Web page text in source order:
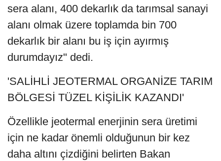
sera alanı, 400 dekarlık da tarımsal sanayi
alanı olmak üzere toplamda bin 700
dekarlık bir alanı bu iş için ayırmış
durumdayız" dedi.
'SALİHLİ JEOTERMAL ORGANİZE TARIM
BÖLGESİ TÜZEL KİŞİLİK KAZANDI'
Özellikle jeotermal enerjinin sera üretimi
için ne kadar önemli olduğunun bir kez
daha altını çizdiğini belirten Bakan